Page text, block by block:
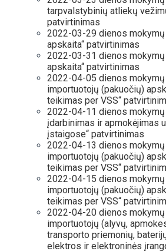
tarpvalstybinių atliekų
patvirtinimas
2022-03-29 dienos
apskaita“ patvirtinimas
2022-03-31 dienos
apskaita“ patvirtinimas
2022-04-05 dienos mokymų
importuotojų (pakuočių)
teikimas per VSS“
2022-04-11 dienos mokymų
įdarbinimas ir apmokėjimas
įstaigose“ patvirtinimas
2022-04-13 dienos mokymų
importuotojų (pakuočių)
teikimas per VSS“
2022-04-15 dienos mokymų
importuotojų (pakuočių)
teikimas per VSS“
2022-04-20 dienos mokymų
importuotojų (alyvų,
transporto priemonių,
elektros ir elektroninės